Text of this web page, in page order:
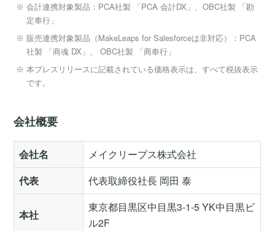
会計連携対象製品：PCA社製 「PCA 会計DX」、OBC社製 「勘
定奉行」
販売連携対象製品（MakeLeaps for Salesforceは非対応）：PCA
社製 「商魂 DX」、 OBC社製 「商奉行」
本プレスリリースに記載されている価格表示は、すべて税抜表示
です。
会社概要
会社名
メイクリープス株式会社
代表
代表取締役社長 岡田 泰
本社
東京都目黒区中目黒3-1-5 YK中目黒ビ
ル2F